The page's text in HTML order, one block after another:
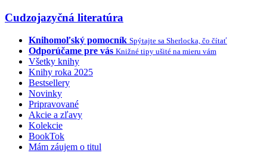
Cudzojazyčná literatúra
Knihomoľský pomocník Spýtajte sa Sherlocka, čo čítať
Odporúčame pre vás Knižné tipy ušité na mieru vám
Všetky knihy
Knihy roka 2025
Bestsellery
Novinky
Pripravované
Akcie a zľavy
Kolekcie
BookTok
Mám záujem o titul